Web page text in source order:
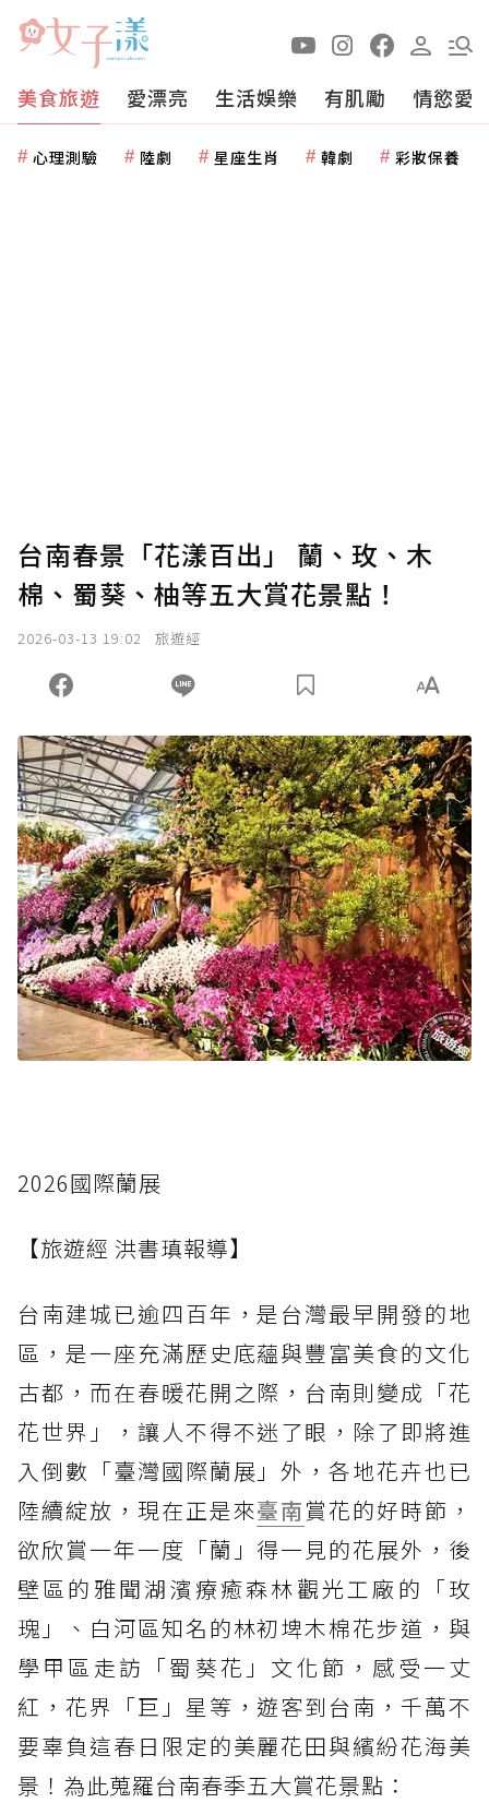
美食旅遊 愛漂亮 生活娛樂 有肌勵 情慾愛
心理測驗 陸劇 星座生肖 韓劇 彩妝保養
台南春景「花漾百出」 蘭、玫、木
棉、蜀葵、柚等五大賞花景點！
2026-03-13 19:02 旅遊經
2026國際蘭展
【旅遊經 洪書瑱報導】
台南建城已逾四百年，是台灣最早開發的地
區，是一座充滿歷史底蘊與豐富美食的文化
古都，而在春暖花開之際，台南則變成「花
花世界」，讓人不得不迷了眼，除了即將進
入倒數「臺灣國際蘭展」外，各地花卉也已
陸續綻放，現在正是來臺南賞花的好時節，
欲欣賞一年一度「蘭」得一見的花展外，後
壁區的雅聞湖濱療癒森林觀光工廠的「玫
瑰」、白河區知名的林初埤木棉花步道，與
學甲區走訪「蜀葵花」文化節，感受一丈
紅，花界「巨」星等，遊客到台南，千萬不
要辜負這春日限定的美麗花田與繽紛花海美
景！為此蒐羅台南春季五大賞花景點：